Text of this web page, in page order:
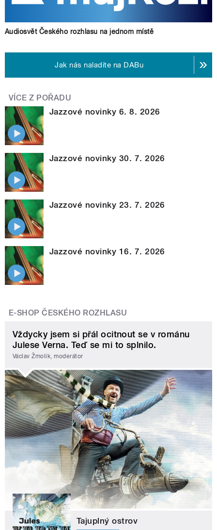
Audiosvět Českého rozhlasu na jednom místě
Jak nás naladíte na DABu
VÍCE Z POŘADU
Jazzové novinky 6. 8. 2026
Jazzové novinky 30. 7. 2026
Jazzové novinky 23. 7. 2026
Jazzové novinky 16. 7. 2026
E-SHOP ČESKÉHO ROZHLASU
Vždycky jsem si přál ocitnout se v románu
Julese Verna. Teď se mi to splnilo.
Václav Žmolík, moderátor
Tajuplný ostrov